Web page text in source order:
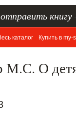
отправить книгу
каталог Купить в my-
М.С. О